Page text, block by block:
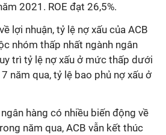
2021. ROE đạt 26,5%.
lợi nhuận, tỷ lệ nợ xấu của ACB
nhóm thấp nhất ngành ngân
trì tỷ lệ nợ xấu ở mức thấp dưới
năm qua, tỷ lệ bao phủ nợ xấu ở
hàng có nhiều biến động về
năm qua, ACB vẫn kết thúc